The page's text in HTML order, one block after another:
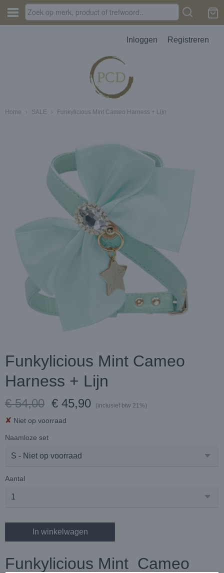
Inloggen Registreren
Home › SALE › Funkylicious Mint Cameo Harness + Lijn
Funkylicious Mint Cameo
Harness + Lijn
€ 54,00 € 45,90 (inclusief btw 21%)
✘ Niet op voorraad
Naamloze set
Aantal
In winkelwagen
Funkylicious Mint Cameo